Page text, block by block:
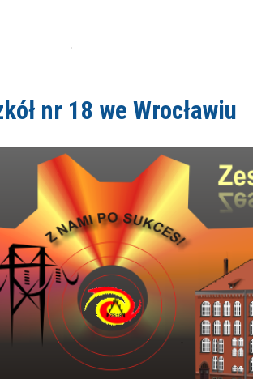
nr 18 we Wrocławiu